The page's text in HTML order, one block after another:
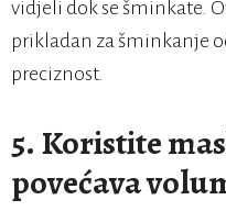
vidjeli dok se šminkate.
prikladan za šminkanje
preciznost.
5. Koristite
povećava